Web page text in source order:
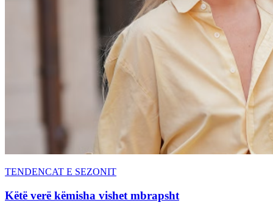
TENDENCAT E SEZONIT
Këtë verë këmisha vishet mbrapsht